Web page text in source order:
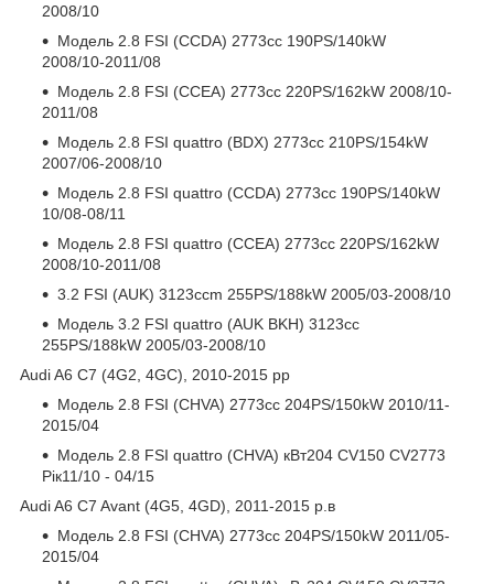
2008/10
Модель 2.8 FSI (CCDA) 2773cc 190PS/140kW
2008/10-2011/08
Модель 2.8 FSI (CCEA) 2773cc 220PS/162kW 2008/10-
2011/08
Модель 2.8 FSI quattro (BDX) 2773cc 210PS/154kW
2007/06-2008/10
Модель 2.8 FSI quattro (CCDA) 2773cc 190PS/140kW
10/08-08/11
Модель 2.8 FSI quattro (CCEA) 2773cc 220PS/162kW
2008/10-2011/08
3.2 FSI (AUK) 3123ccm 255PS/188kW 2005/03-2008/10
Модель 3.2 FSI quattro (AUK BKH) 3123cc
255PS/188kW 2005/03-2008/10
Audi A6 C7 (4G2, 4GC), 2010-2015 рр
Модель 2.8 FSI (CHVA) 2773cc 204PS/150kW 2010/11-
2015/04
Модель 2.8 FSI quattro (CHVA) кВт204 CV150 CV2773
Рік11/10 - 04/15
Audi A6 C7 Avant (4G5, 4GD), 2011-2015 р.в
Модель 2.8 FSI (CHVA) 2773cc 204PS/150kW 2011/05-
2015/04